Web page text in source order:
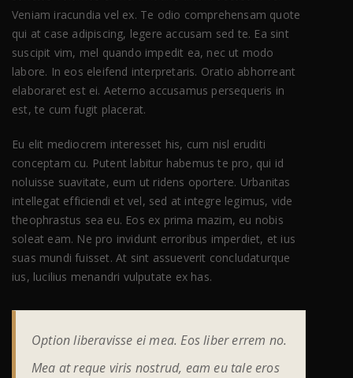
Veniam iracundia vel ex. Te odio comprehensam quote
qui at case adipiscing, legere accusam sed te. Ea sint
suscipit vim, mel quando impedit ea, nec ut modo
labore. In eos eleifend interpretaris. Oratio abhorreant
elaboraret est ei. Aeterno accusamus persequeris in
est, te cum fugit placerat.
Eu elit mediocrem interesset his, cum nisl eruditi
conceptam cu. Putent labitur habemus te pro, qui id
noluisse suavitate, eum ut ridens oportere. Urbanitas
intellegat efficiendi et vel, sed at integre legimus, vide
theophrastus sea eu. Eos ex prima mazim, eu nobis
soleat eam. Ne pro invidunt erroribus imperdiet, et ius
suas mundi fuisset. At sint assueverit concludaturque
ius, lucilius menandri vulputate ex has.
Option liberavisse ei mea. Eos liber errem no.
Mea at reque viris nostrud, eam eu tale eros